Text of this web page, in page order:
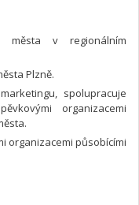
města v regionálním
Plzně.
spolupracuje
organizacemi
organizacemi působícími